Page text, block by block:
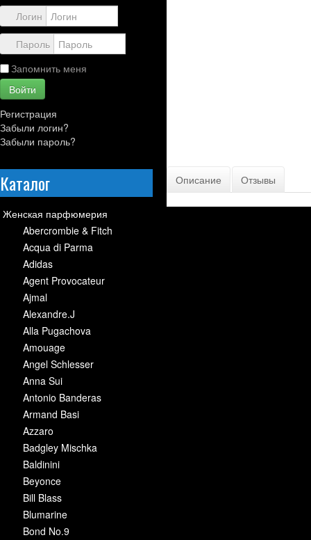
Логин
Пароль
Запомнить меня
Войти
Регистрация
Забыли логин?
Забыли пароль?
Каталог
Женская парфюмерия
Abercrombie & Fitch
Acqua di Parma
Adidas
Agent Provocateur
Ajmal
Alexandre.J
Alla Pugachova
Amouage
Angel Schlesser
Anna Sui
Antonio Banderas
Armand Basi
Azzaro
Badgley Mischka
Baldinini
Beyonce
Bill Blass
Blumarine
Bond No.9
Описание Отзывы